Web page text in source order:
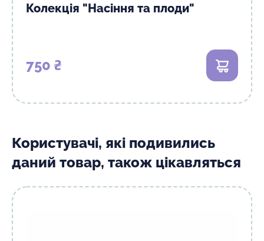
Колекція "Насіння та плоди"
750 ₴ В кошик
Користувачі, які подивились
даний товар, також цікавляться